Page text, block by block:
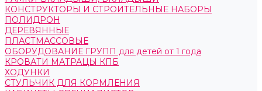
КОНСТРУКТОРЫ И СТРОИТЕЛЬНЫЕ НАБОРЫ
ПОЛИДРОН
ДЕРЕВЯННЫЕ
ПЛАСТМАССОВЫЕ
ОБОРУДОВАНИЕ ГРУПП для детей от 1 года
КРОВАТИ МАТРАЦЫ КПБ
ХОДУНКИ
СТУЛЬЧИК ДЛЯ КОРМЛЕНИЯ